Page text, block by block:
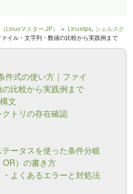
Linuxマスター.JP） ＞Linuxtips, シェルスク
イル・文字列・数値の比較から実践例まで
件式の使い方｜ファイ
比較から実践例まで
文
トリの存在確認
ータスを使った条件分岐
OR）の書き方
・よくあるエラーと対処法